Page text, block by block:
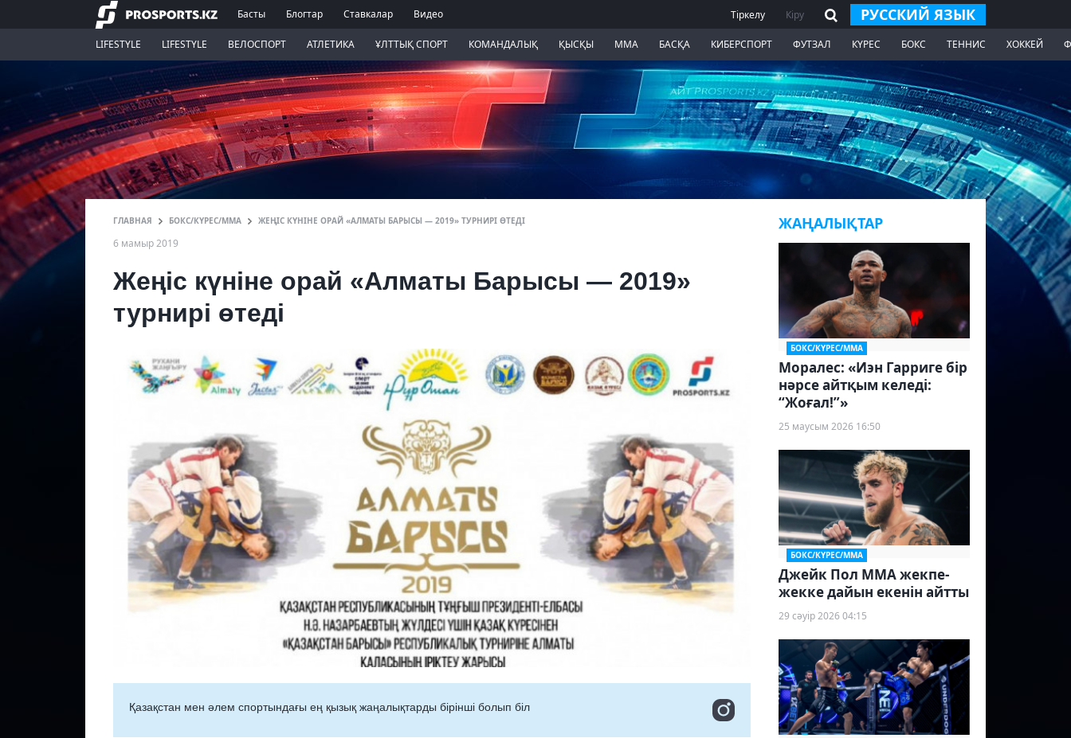
Басты Блогтар Ставкалар Видео Тіркелу Кіру РУССКИЙ ЯЗЫК
LIFESTYLE LIFESTYLE ВЕЛОСПОРТ АТЛЕТИКА ҰЛТТЫҚ СПОРТ КОМАНДАЛЫҚ ҚЫСҚЫ ММА БАСҚА КИБЕРСПОРТ ФУТЗАЛ КҮРЕС БОКС ТЕННИС ХОККЕЙ
ГЛАВНАЯ БОКС/КҮРЕС/ММА ЖЕҢІС КҮНІНЕ ОРАЙ «АЛМАТЫ БАРЫСЫ — 2019» ТУРНИРІ ӨТЕДІ
6 мамыр 2019
Жеңіс күніне орай «Алматы Барысы — 2019»
турнирі өтеді
Қазақстан мен әлем спортындағы ең қызық жаңалықтарды бірінші болып біл
ЖАҢАЛЫҚТАР
БОКС/КҮРЕС/ММА
Моралес: «Иэн Гарриге бір
нәрсе айтқым келеді:
“Жоғал!”»
25 маусым 2026 16:50
БОКС/КҮРЕС/ММА
Джейк Пол ММА жекпе-
жекке дайын екенін айтты
29 сәуір 2026 04:15